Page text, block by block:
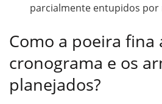
parcialmente entupidos
Como a poeira fina
cronograma e os
planejados?